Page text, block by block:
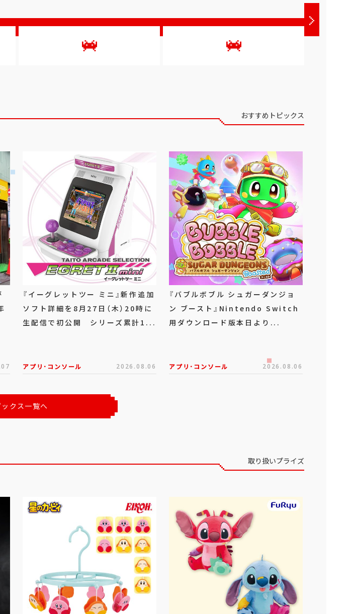
おすすめトピックス
『イーグレットツー ミニ』新作追加
ソフト詳細を8月27日（木）20時に
生配信で初公開 シリーズ累計1...
アプリ･コンソール 2026.08.06
『バブルボブル シュガーダンジョ
ン ブースト』Nintendo Switch
用ダウンロード版本日より...
アプリ･コンソール 2026.08.06
ックス一覧へ
取り扱いプライズ